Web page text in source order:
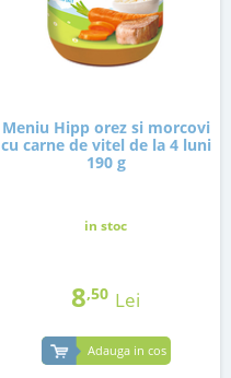
Meniu Hipp orez si morcovi
cu carne de vitel de la 4 luni
190 g
in stoc
8,50 Lei
Adauga in cos